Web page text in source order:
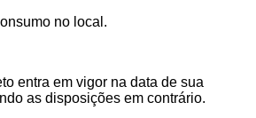
no local.
entra em vigor na data de sua
as disposições em contrário.